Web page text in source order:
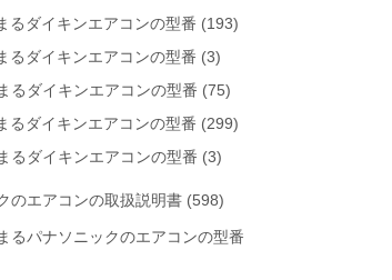
るダイキンエアコンの型番 (193)
るダイキンエアコンの型番 (3)
るダイキンエアコンの型番 (75)
るダイキンエアコンの型番 (299)
るダイキンエアコンの型番 (3)
のエアコンの取扱説明書 (598)
るパナソニックのエアコンの型番